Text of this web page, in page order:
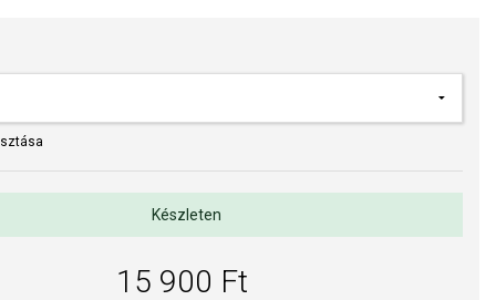
a kivitelezés minősége elsőrendű számunkra. Felületkezelésünk,
Készleten
15 900 Ft